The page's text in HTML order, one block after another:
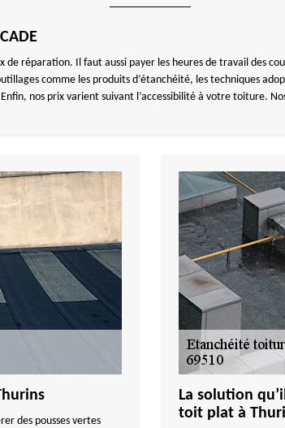
réparation. Il faut aussi payer les heures de travail des
comme les produits d’étanchéité, les techniques
nos prix varient suivant l’accessibilité à votre toiture.
des pousses vertes
La solution
toit plat à